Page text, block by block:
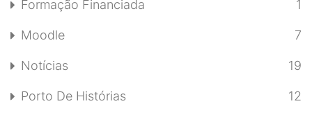
Formação Financiada 1
Moodle 7
Notícias 19
Porto De Histórias 12